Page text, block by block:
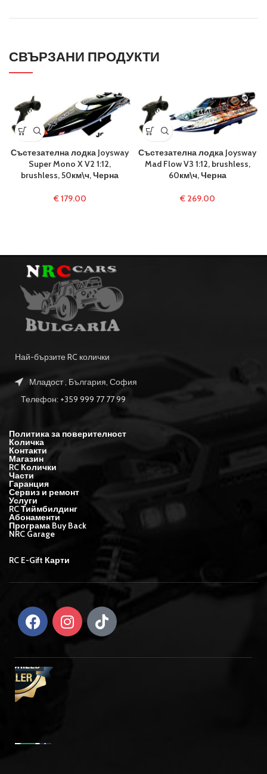
СВЪРЗАНИ ПРОДУКТИ
Състезателна лодка Joysway
Super Mono X V2 1:12,
brushless, 50км\ч, Черна
€179.00
Състезателна лодка Joysway
Mad Flow V3 1:12, brushless,
60км\ч, Черна
€269.00
Най-бързите RC колички
Младост , България, София
Телефон: +359 999 77 77 99
Политика за поверителност
Количка
Контакти
Магазин
RC Колички
Части
Гаранция
Сервиз и ремонт
Услуги
RC Тиймбилдинг
Абонаменти
Програма Buy Back
NRC Garage
RC E-Gift Карти